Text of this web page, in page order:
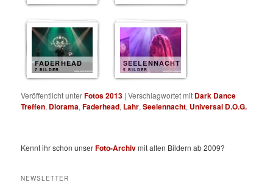
FADERHEAD
7 BILDER
SEELENNACHT
5 BILDER
Veröffentlicht unterFotos 2013 |Verschlagwortet mit Dark Dance
Treffen, Diorama,Faderhead, Lahr,Seelennacht, Universal D.O.G.
Kennt ihr schon unserFoto-Archivmit alten Bildern ab 2009?
NEWSLETTER